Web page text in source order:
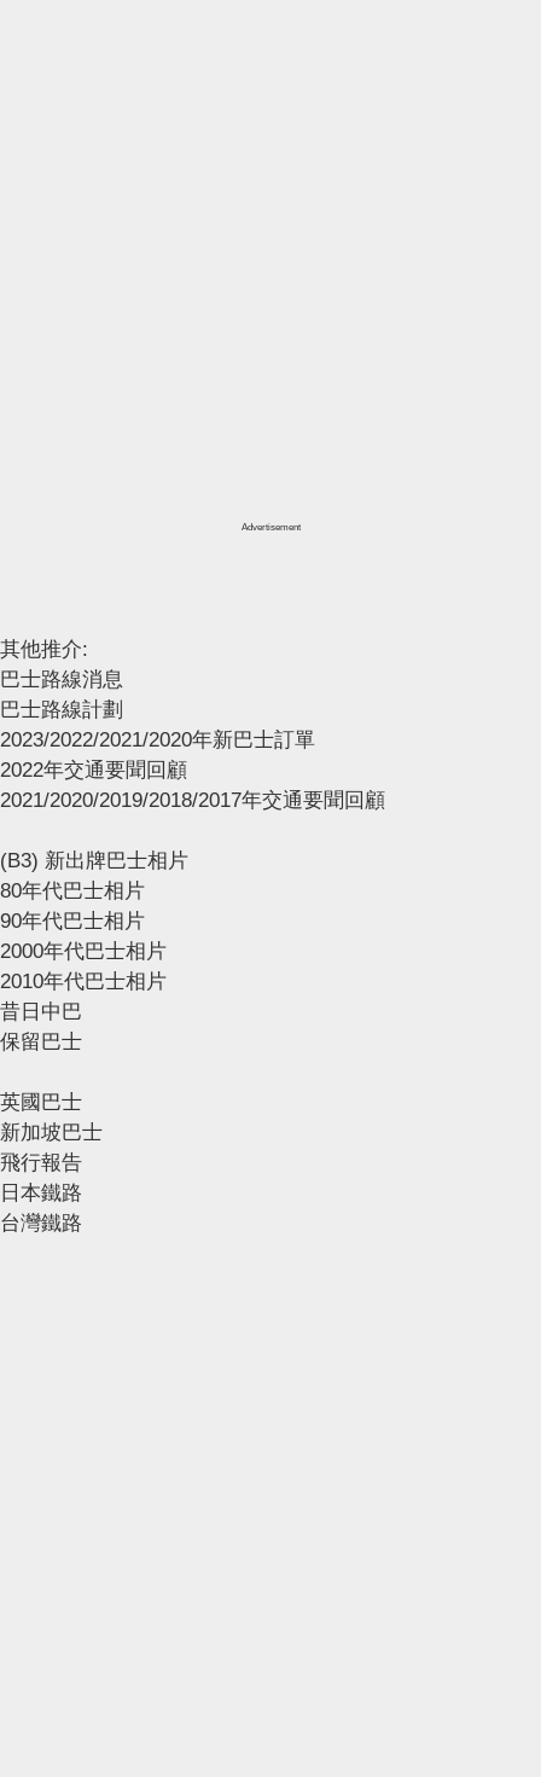
Advertisement
其他推介:
巴士路線消息
巴士路線計劃
2023/2022/2021/2020年新巴士訂單
2022年交通要聞回顧
2021/2020/2019/2018/2017年交通要聞回顧
(B3) 新出牌巴士相片
80年代巴士相片
90年代巴士相片
2000年代巴士相片
2010年代巴士相片
昔日中巴
保留巴士
英國巴士
新加坡巴士
飛行報告
日本鐵路
台灣鐵路